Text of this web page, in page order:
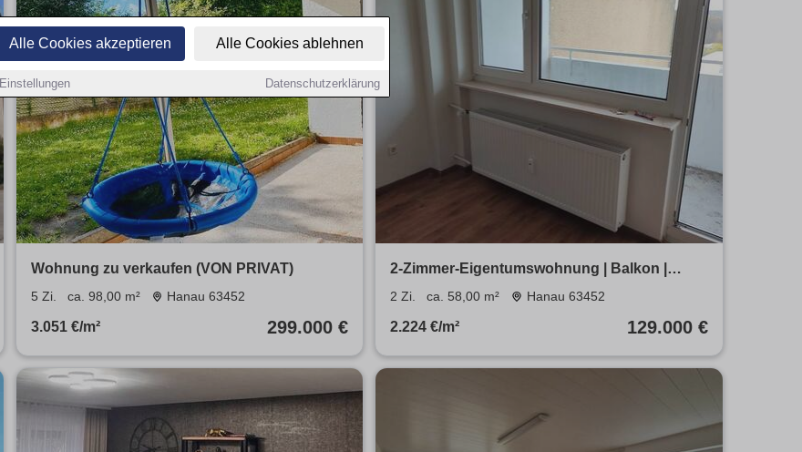
Alle Cookies akzeptieren Alle Cookies ablehnen
Einstellungen Datenschutzerklärung
Wohnung zu verkaufen (VON PRIVAT)
5 Zi. ca. 98,00 m² Hanau 63452
3.051 €/m² 299.000 €
2-Zimmer-Eigentumswohnung | Balkon |
Stellplatz | 58 m² | Hanau
2 Zi. ca. 58,00 m² Hanau 63452
2.224 €/m² 129.000 €